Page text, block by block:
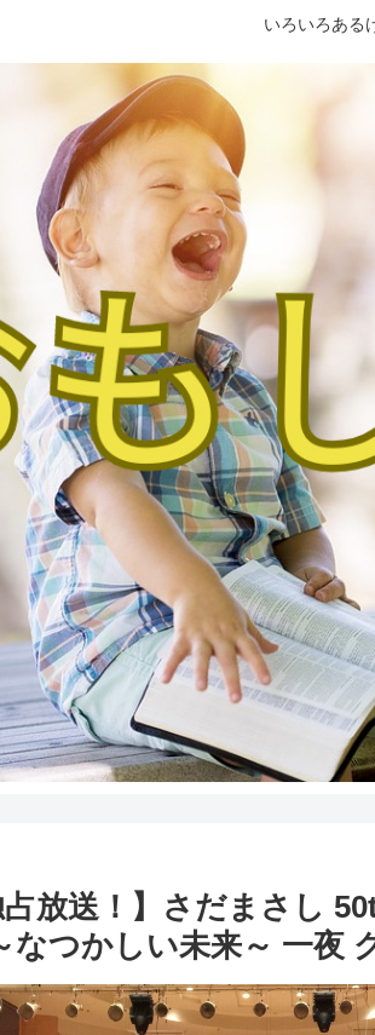
いろいろある
占放送！】さだまさし
なつかしい未来～ 一夜